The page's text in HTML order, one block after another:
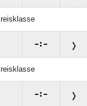
:
: